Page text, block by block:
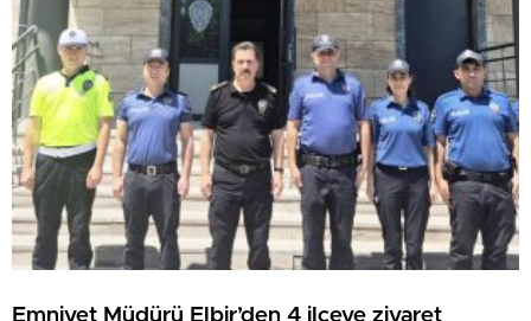
Emniyet Müdürü Elbir’den 4 ilçeye ziyaret